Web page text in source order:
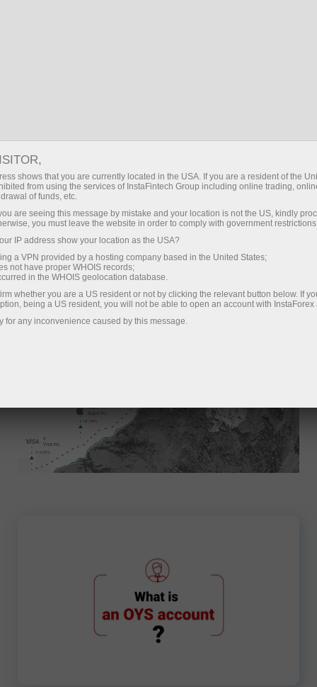
او وائے ایس اکاؤنٹ
ہمارے ساتھ سرمایہ کاری کریں
" بہترین حکمت عملی ایس اینڈ پی 500 میں سرمایہ
کاری کرنا اور وقتاً فوقتاً اضافی سرمایہ کاری
کرنا ہے"
تاریخ کا سب سے کامیاب سرمایہ کار
shows that you are currently located in the USA. If you are a resident of the
from using the services of InstaFintech Group including online trading,
of funds, etc.
are seeing this message by mistake and your location is not the US, kindly
you must leave the website in order to comply with government
IP address show your location as the USA?
a VPN provided by a hosting company based in the United States;
not have proper WHOIS records;
in the WHOIS geolocation database.
whether you are a US resident or not by clicking the relevant button below. If
being a US resident, you will not be able to open an account with InstaForex
for any inconvenience caused by this message.